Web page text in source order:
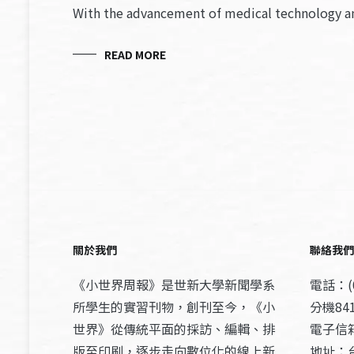
With the advancement of medical technology
READ MORE
關於我們
《小世界周報》是世新大學新聞學系
所學生的實習刊物，創刊至今，《小
世界》從傳統平面的採訪、編輯、排
聯絡我們
電話：
分機
電子信